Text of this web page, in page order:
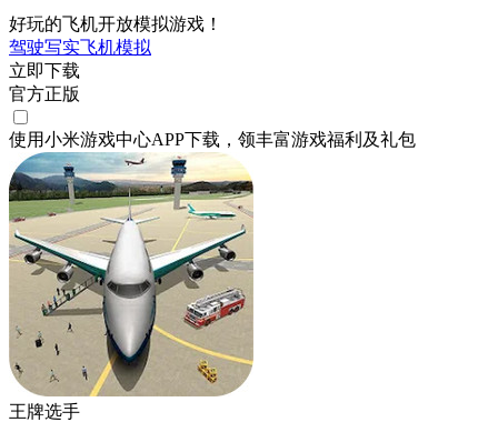
好玩的飞机开放模拟游戏！
驾驶写实飞机模拟
立即下载
官方正版
使用小米游戏中心APP下载 ，领丰富游戏福利 及礼包
王牌选手